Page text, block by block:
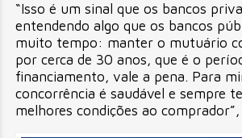
“Isso é um sinal que os bancos
entendendo algo que os bancos
muito tempo: manter o mutuário
por cerca de 30 anos, que é o
financiamento, vale a pena. Para
concorrência é saudável e sempre
melhores condições ao comprador”,